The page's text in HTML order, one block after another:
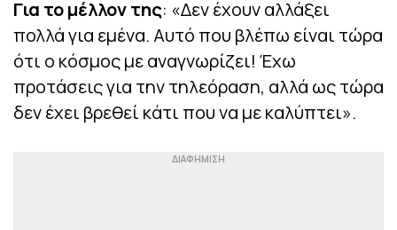
Για το μέλλον της: «Δεν έχουν αλλάξει
πολλά για εμένα. Αυτό που βλέπω είναι τώρα
ότι ο κόσμος με αναγνωρίζει! Έχω
προτάσεις για την τηλεόραση, αλλά ως τώρα
δεν έχει βρεθεί κάτι που να με καλύπτει».